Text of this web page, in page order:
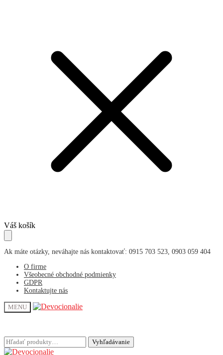
Skip
to
navigation
Skip
to
content
Váš košík
Ak máte otázky, neváhajte nás kontaktovať: 0915 703 523, 0903 059 404
O firme
Všeobecné obchodné podmienky
GDPR
Kontaktujte nás
MENU
Hľadať: Vyhľadávanie
Hľadať: Vyhľadávanie